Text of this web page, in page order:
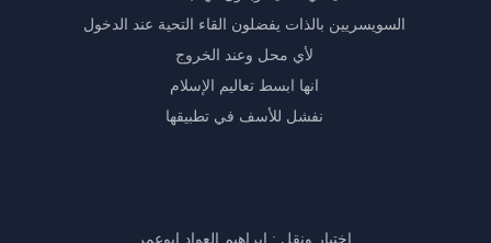
السويسريين بالذات يفضلون القاء التحية عند الدخول
لأي محل وعند الخروج
انها ابسط تعاليم الإسلام
نفشل للأسف في تطبيقها
اختيار ونقل : ابراهيم العواد ابوعمر